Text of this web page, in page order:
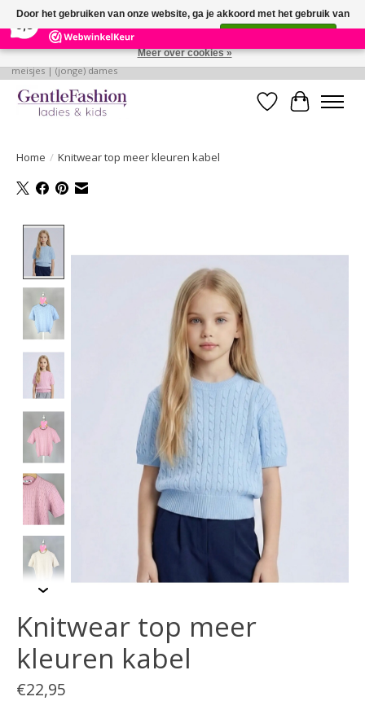
255 Reviews ×
Betaalbare, verantwoorde en style volle kleding voor baby's | jongens |
meisjes | (jonge) dames
Verlanglijst
Home / Knitwear top meer kleuren kabel
Knitwear top meer
kleuren kabel
€22,95
Door het gebruiken van onze website, ga je akkoord met het gebruik van
cookies om onze website te verbeteren.
Meer over cookies »